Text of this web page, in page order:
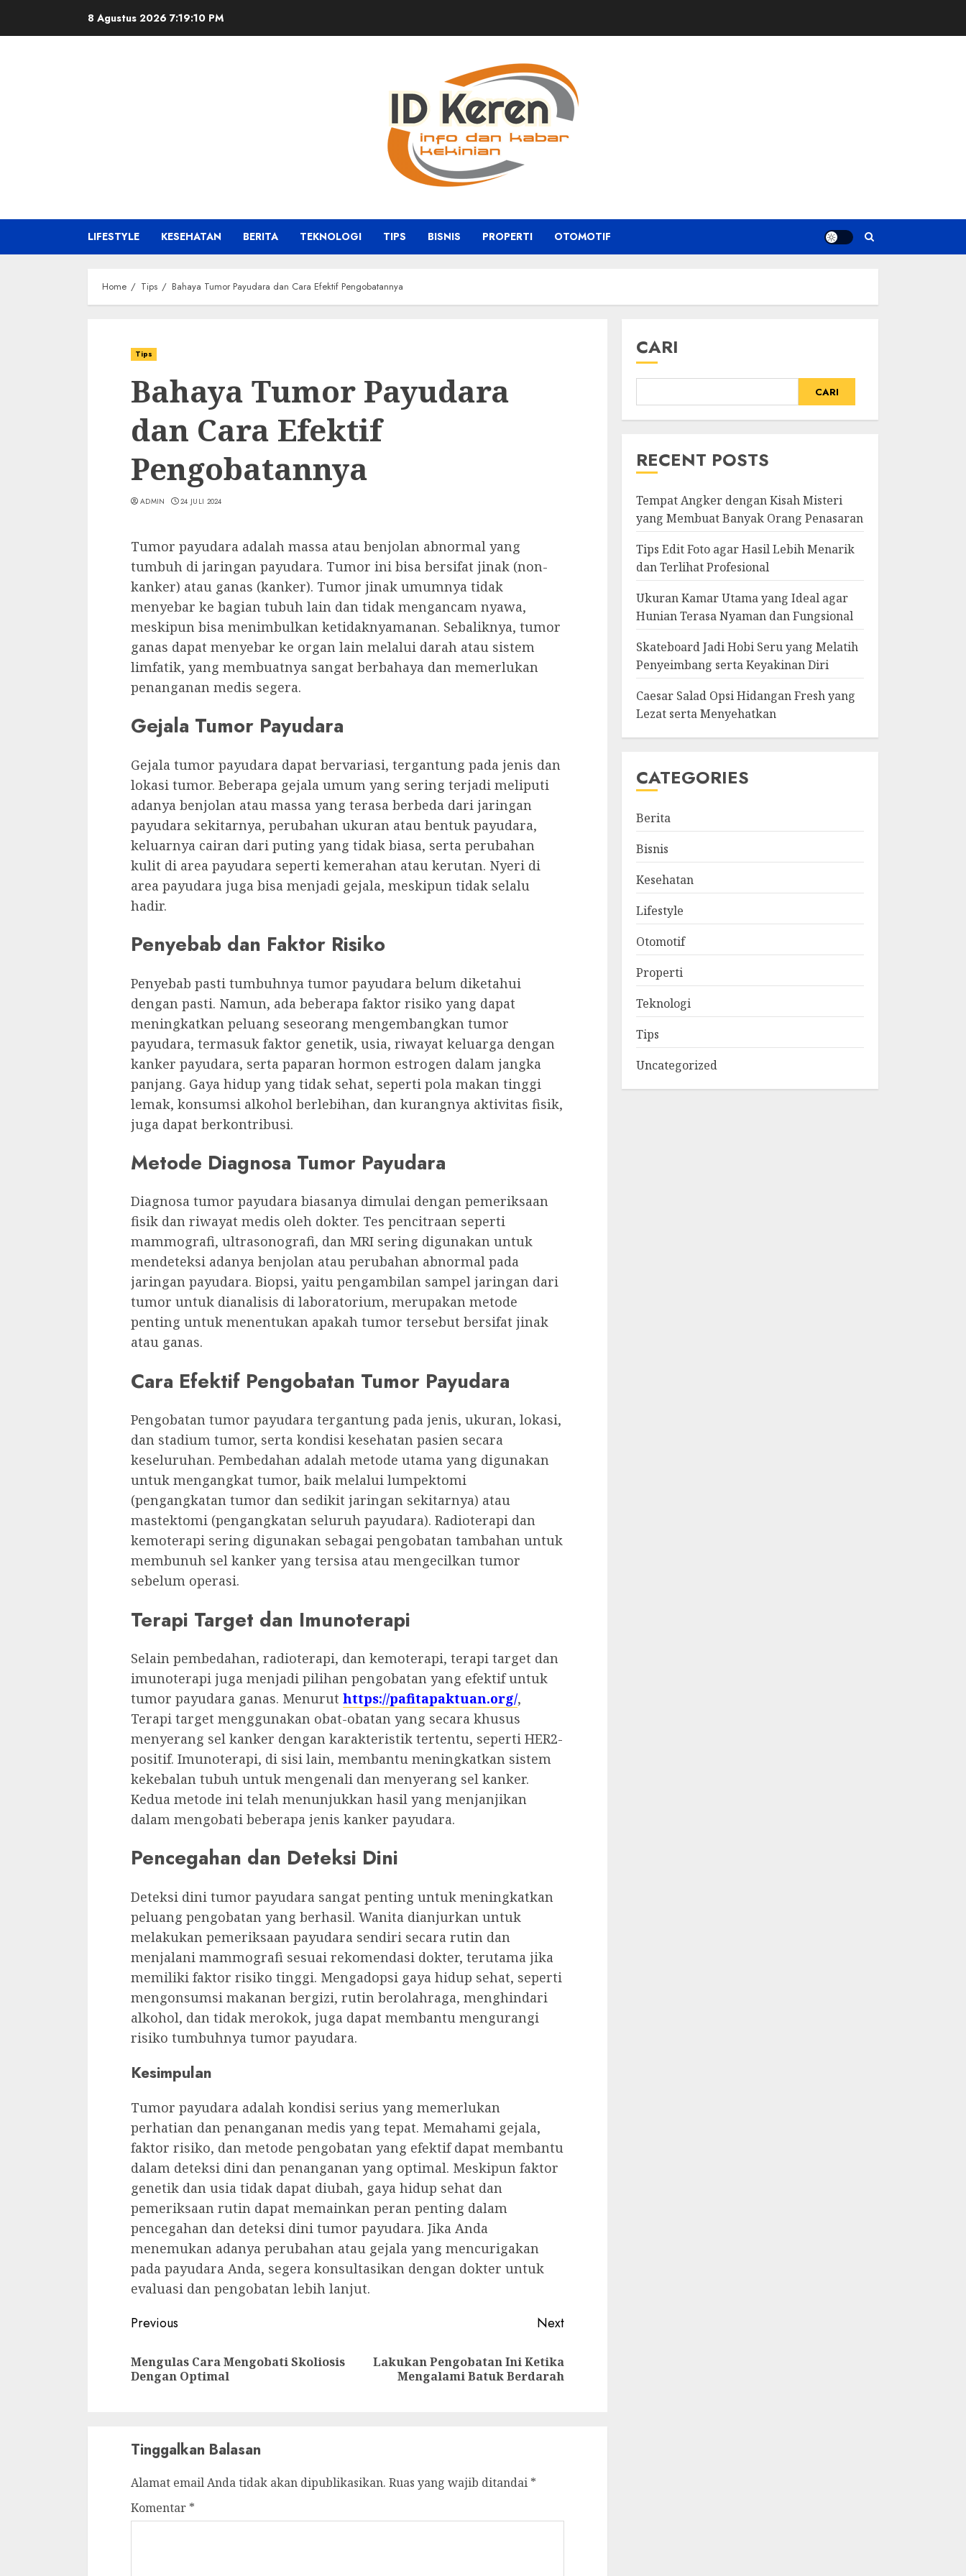
8 Agustus 2026 7:19:11 PM
LIFESTYLE KESEHATAN BERITA TEKNOLOGI TIPS BISNIS PROPERTI OTOMOTIF
Home Tips Bahaya Tumor Payudara dan Cara Efektif Pengobatannya
Tips
Bahaya Tumor Payudara
dan Cara Efektif
Pengobatannya
ADMIN 24 JULI 2024
Tumor payudara adalah massa atau benjolan abnormal yang
tumbuh di jaringan payudara. Tumor ini bisa bersifat jinak (non-
kanker) atau ganas (kanker). Tumor jinak umumnya tidak
menyebar ke bagian tubuh lain dan tidak mengancam nyawa,
meskipun bisa menimbulkan ketidaknyamanan. Sebaliknya, tumor
ganas dapat menyebar ke organ lain melalui darah atau sistem
limfatik, yang membuatnya sangat berbahaya dan memerlukan
penanganan medis segera.
Gejala Tumor Payudara
Gejala tumor payudara dapat bervariasi, tergantung pada jenis dan
lokasi tumor. Beberapa gejala umum yang sering terjadi meliputi
adanya benjolan atau massa yang terasa berbeda dari jaringan
payudara sekitarnya, perubahan ukuran atau bentuk payudara,
keluarnya cairan dari puting yang tidak biasa, serta perubahan
kulit di area payudara seperti kemerahan atau kerutan. Nyeri di
area payudara juga bisa menjadi gejala, meskipun tidak selalu
hadir.
Penyebab dan Faktor Risiko
Penyebab pasti tumbuhnya tumor payudara belum diketahui
dengan pasti. Namun, ada beberapa faktor risiko yang dapat
meningkatkan peluang seseorang mengembangkan tumor
payudara, termasuk faktor genetik, usia, riwayat keluarga dengan
kanker payudara, serta paparan hormon estrogen dalam jangka
panjang. Gaya hidup yang tidak sehat, seperti pola makan tinggi
lemak, konsumsi alkohol berlebihan, dan kurangnya aktivitas fisik,
juga dapat berkontribusi.
Metode Diagnosa Tumor Payudara
Diagnosa tumor payudara biasanya dimulai dengan pemeriksaan
fisik dan riwayat medis oleh dokter. Tes pencitraan seperti
mammografi, ultrasonografi, dan MRI sering digunakan untuk
mendeteksi adanya benjolan atau perubahan abnormal pada
jaringan payudara. Biopsi, yaitu pengambilan sampel jaringan dari
tumor untuk dianalisis di laboratorium, merupakan metode
penting untuk menentukan apakah tumor tersebut bersifat jinak
atau ganas.
Cara Efektif Pengobatan Tumor Payudara
Pengobatan tumor payudara tergantung pada jenis, ukuran, lokasi,
dan stadium tumor, serta kondisi kesehatan pasien secara
keseluruhan. Pembedahan adalah metode utama yang digunakan
untuk mengangkat tumor, baik melalui lumpektomi
(pengangkatan tumor dan sedikit jaringan sekitarnya) atau
mastektomi (pengangkatan seluruh payudara). Radioterapi dan
kemoterapi sering digunakan sebagai pengobatan tambahan untuk
membunuh sel kanker yang tersisa atau mengecilkan tumor
sebelum operasi.
Terapi Target dan Imunoterapi
Selain pembedahan, radioterapi, dan kemoterapi, terapi target dan
imunoterapi juga menjadi pilihan pengobatan yang efektif untuk
tumor payudara ganas. Menurut https://pafitapaktuan.org/,
Terapi target menggunakan obat-obatan yang secara khusus
menyerang sel kanker dengan karakteristik tertentu, seperti HER2-
positif. Imunoterapi, di sisi lain, membantu meningkatkan sistem
kekebalan tubuh untuk mengenali dan menyerang sel kanker.
Kedua metode ini telah menunjukkan hasil yang menjanjikan
dalam mengobati beberapa jenis kanker payudara.
Pencegahan dan Deteksi Dini
Deteksi dini tumor payudara sangat penting untuk meningkatkan
peluang pengobatan yang berhasil. Wanita dianjurkan untuk
melakukan pemeriksaan payudara sendiri secara rutin dan
menjalani mammografi sesuai rekomendasi dokter, terutama jika
memiliki faktor risiko tinggi. Mengadopsi gaya hidup sehat, seperti
mengonsumsi makanan bergizi, rutin berolahraga, menghindari
alkohol, dan tidak merokok, juga dapat membantu mengurangi
risiko tumbuhnya tumor payudara.
Kesimpulan
Tumor payudara adalah kondisi serius yang memerlukan
perhatian dan penanganan medis yang tepat. Memahami gejala,
faktor risiko, dan metode pengobatan yang efektif dapat membantu
dalam deteksi dini dan penanganan yang optimal. Meskipun faktor
genetik dan usia tidak dapat diubah, gaya hidup sehat dan
pemeriksaan rutin dapat memainkan peran penting dalam
pencegahan dan deteksi dini tumor payudara. Jika Anda
menemukan adanya perubahan atau gejala yang mencurigakan
pada payudara Anda, segera konsultasikan dengan dokter untuk
evaluasi dan pengobatan lebih lanjut.
Continue
Reading
Previous
Previous
Mengulas Cara Mengobati Skoliosis
Dengan Optimal
Next
NextLakukan Pengobatan Ini Ketika
Mengalami Batuk Berdarah
Tinggalkan Balasan
Alamat email Anda tidak akan dipublikasikan. Ruas yang wajib ditandai *
Komentar *
CARI
CARI
RECENT POSTS
Tempat Angker dengan Kisah Misteri
yang Membuat Banyak Orang Penasaran
Tips Edit Foto agar Hasil Lebih Menarik
dan Terlihat Profesional
Ukuran Kamar Utama yang Ideal agar
Hunian Terasa Nyaman dan Fungsional
Skateboard Jadi Hobi Seru yang Melatih
Penyeimbang serta Keyakinan Diri
Caesar Salad Opsi Hidangan Fresh yang
Lezat serta Menyehatkan
CATEGORIES
Berita
Bisnis
Kesehatan
Lifestyle
Otomotif
Properti
Teknologi
Tips
Uncategorized